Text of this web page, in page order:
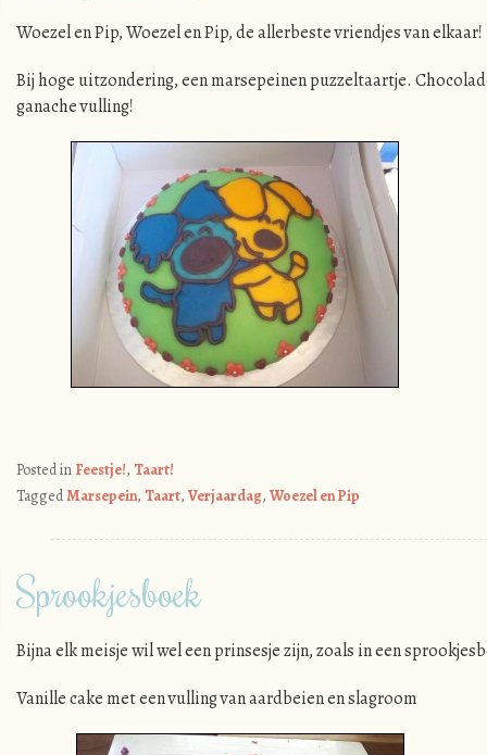
Woezel en Pip, Woezel en Pip, de allerbeste vriendjes van elkaar!
Bij hoge uitzondering, een marsepeinen puzzeltaartje.
ganache vulling!
Posted in Feestje!, Taart!
TaggedMarsepein, Taart, Verjaardag, Woezel en Pip
Sprookjesboek
Bijna elk meisje wil wel een prinsesje zijn, zoals in een
Vanille cake met een vulling van aardbeien en slagroom